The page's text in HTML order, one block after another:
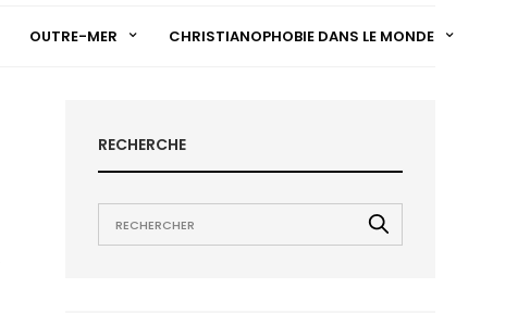
OUTRE-MER CHRISTIANOPHOBIE DANS LE MONDE
RECHERCHE